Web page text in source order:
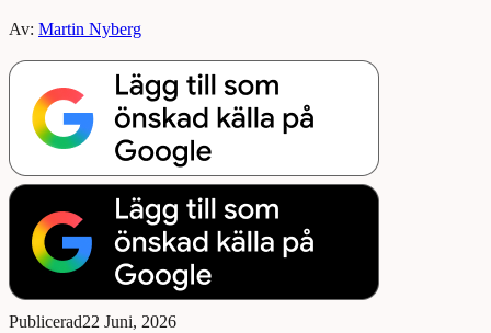
Av: Martin Nyberg
Publicerad22 Juni, 2026